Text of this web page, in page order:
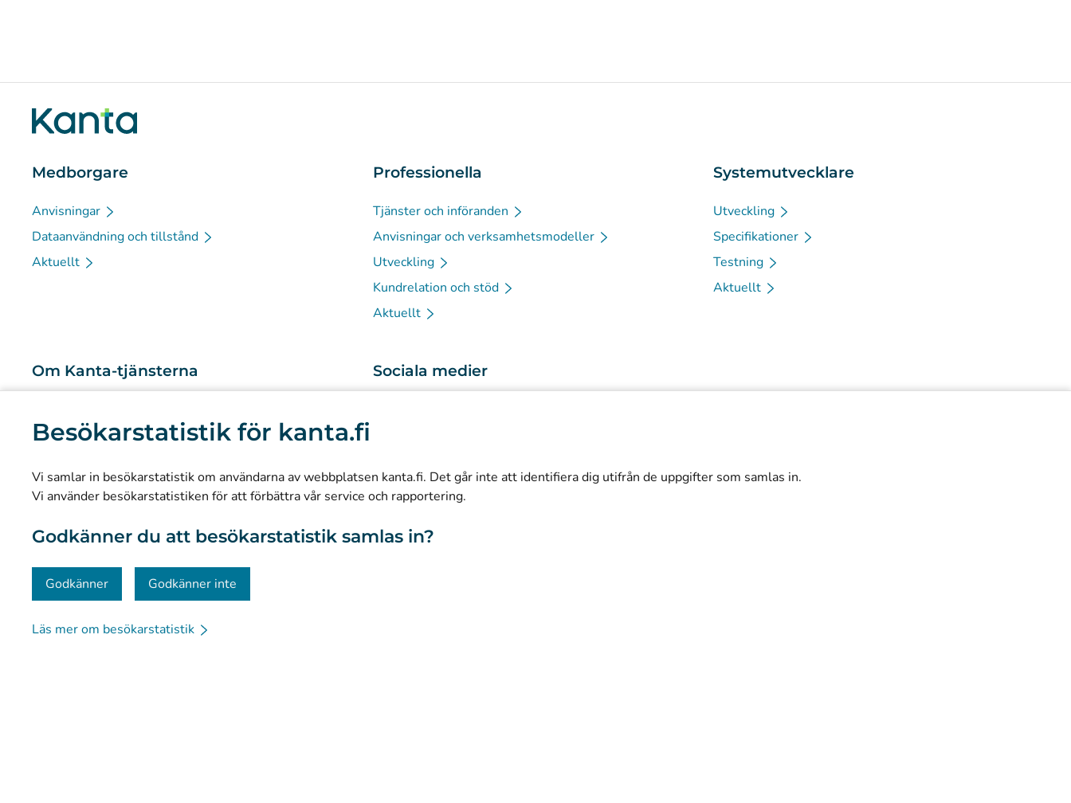
Besökarstatistik för kanta.fi
Vi samlar in besökarstatistik om användarna av webbplatsen kanta.fi. Det går inte att identifiera dig utifrån de uppgifter som samlas in.
Vi använder besökarstatistiken för att förbättra vår service och rapportering.
Godkänner du att besökarstatistik samlas in?
Godkänner Godkänner inte
Läs mer om besökarstatistik
Medborgare
Anvisningar
Dataanvändning och tillstånd
Aktuellt
Professionella
Tjänster och införanden
Anvisningar och verksamhetsmodeller
Utveckling
Kundrelation och stöd
Aktuellt
Systemutvecklare
Utveckling
Specifikationer
Testning
Aktuellt
Om Kanta-tjänsterna
Forskning och kunskapsbaserad ledning
Dataskydd och tillgänglighet
Kommunikation och sociala medier
Sociala medier
© Kanta-Palvelut, Kansaneläkelaitos